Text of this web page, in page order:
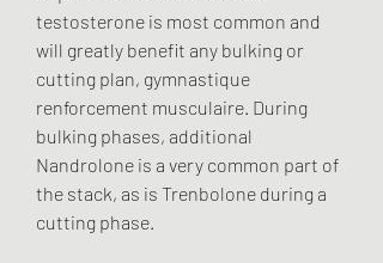
testosterone is most common and
will greatly benefit any bulking or
cutting plan, gymnastique
renforcement musculaire. During
bulking phases, additional
Nandrolone is a very common part of
the stack, as is Trenbolone during a
cutting phase.